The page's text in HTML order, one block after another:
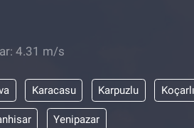
4.31 m/s
Karacasu Karpuzlu Koçarlı
Yenipazar